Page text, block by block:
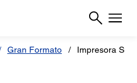
Gran Formato Impresora